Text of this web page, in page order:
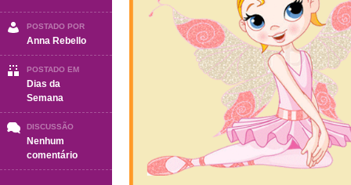
POSTADO POR
Anna Rebello
POSTADO EM
Dias da
Semana
DISCUSSÃO
Nenhum
comentárioem
Sábado